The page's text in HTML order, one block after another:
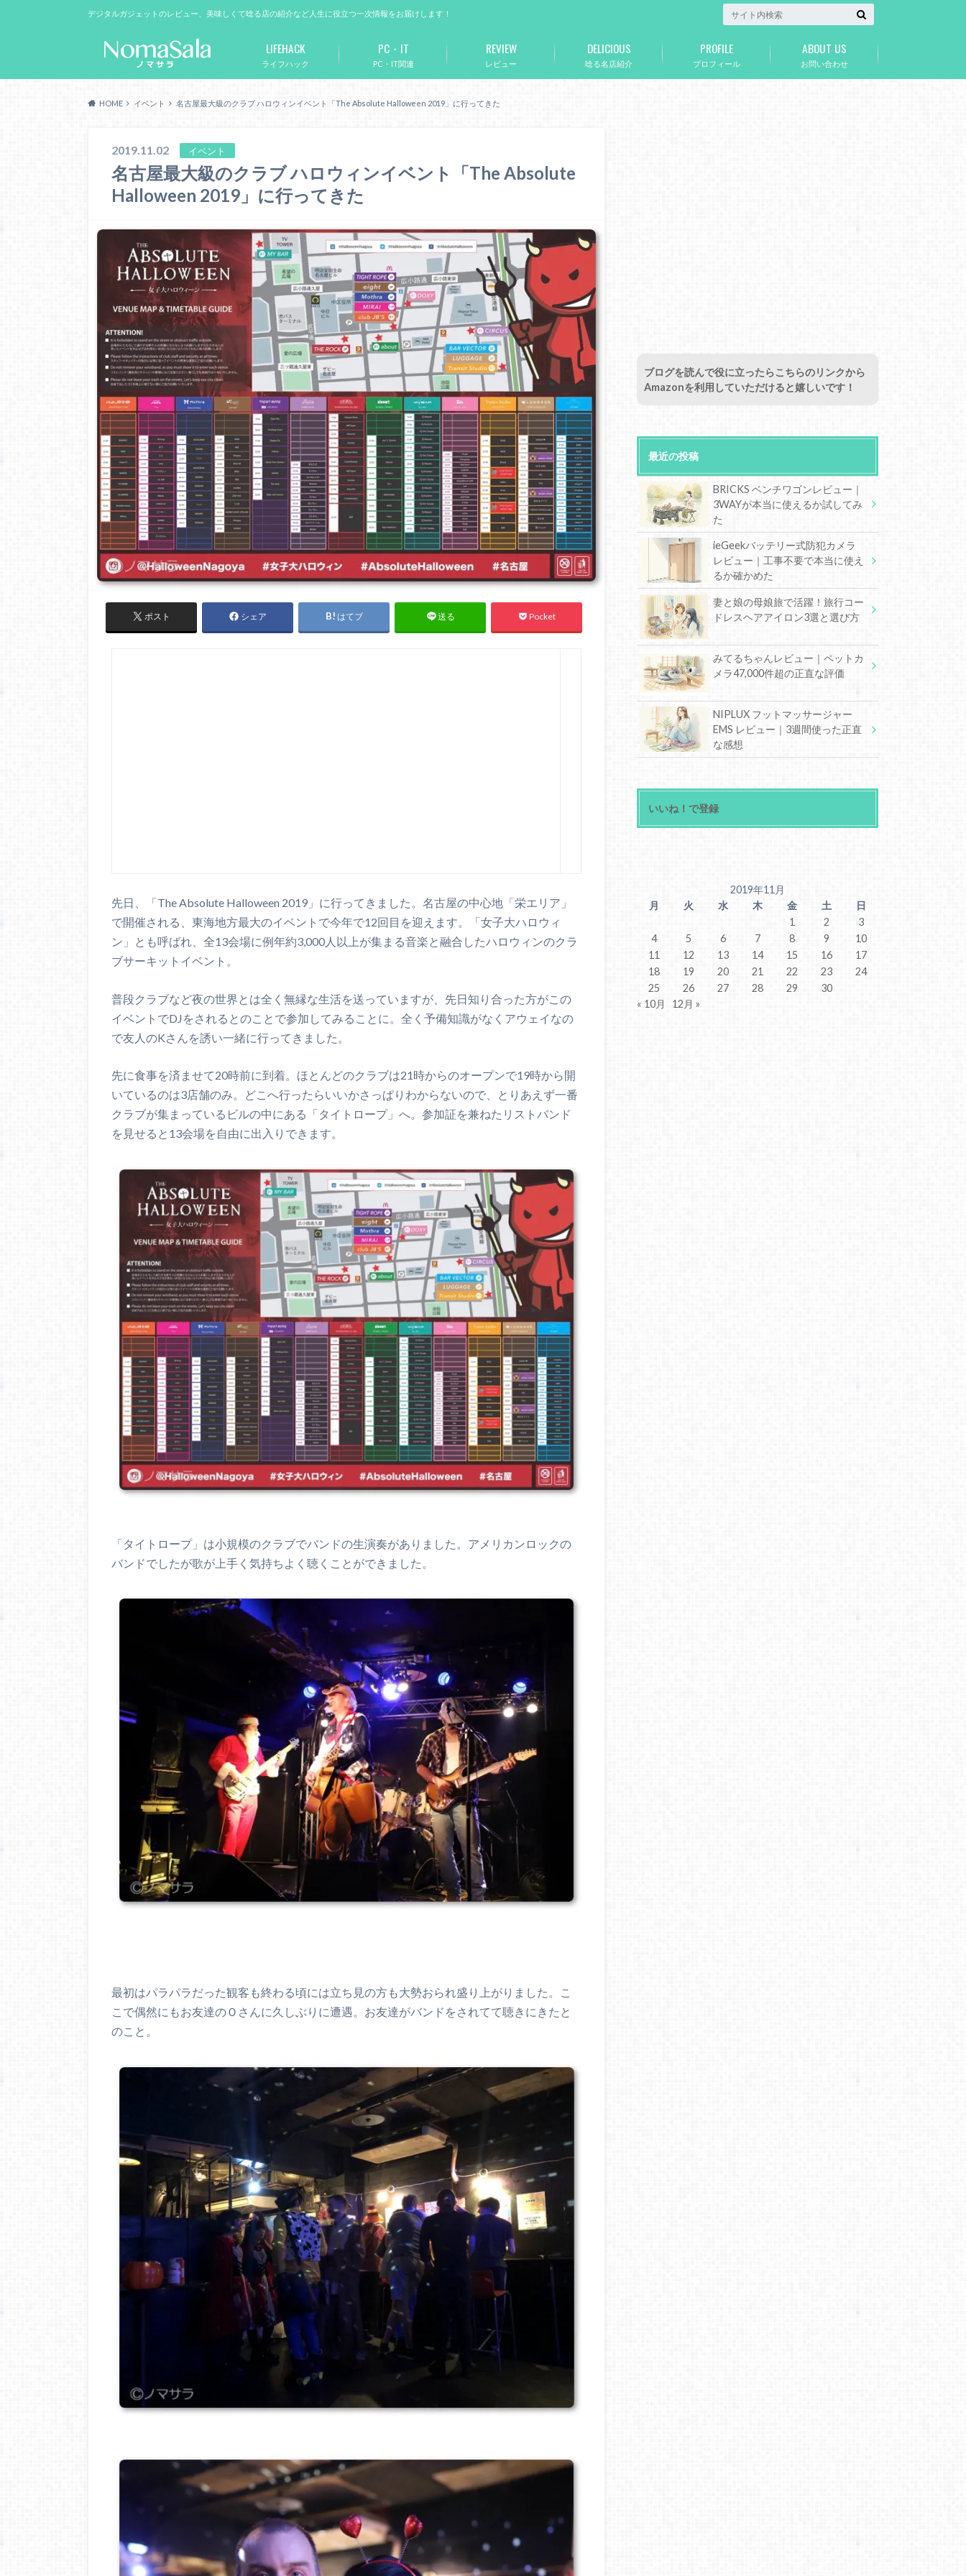
デジタルガジェットのレビュー、美味しくて唸る店の紹介など人生に役立つ一次情報をお届けします！
ライフハック
LIFEHACK
PC・IT関連
PC・IT
レビュー
REVIEW
唸る名店紹介
DELICIOUS
プロフィール
PROFILE
お問い合わせ
ABOUT US
HOME イベント 名古屋最大級のクラブ ハロウィンイベント「The Absolute Halloween 2019」に行ってきた
2019.11.02 イベント
名古屋最大級のクラブ ハロウィンイベント「The Absolute
Halloween 2019」に行ってきた
ポスト シェア はてブ 送る Pocket
先日、「The Absolute Halloween 2019」に行ってきました。名古屋の中心地「栄エリア」
で開催される、東海地方最大のイベントで今年で12回目を迎えます。「女子大ハロウィ
ン」とも呼ばれ、全13会場に例年約3,000人以上が集まる音楽と融合したハロウィンのクラ
ブサーキットイベント。
普段クラブなど夜の世界とは全く無縁な生活を送っていますが、先日知り合った方がこの
イベントでDJをされるとのことで参加してみることに。全く予備知識がなくアウェイなの
で友人のKさんを誘い一緒に行ってきました。
先に食事を済ませて20時前に到着。ほとんどのクラブは21時からのオープンで19時から開
いているのは3店舗のみ。どこへ行ったらいいかさっぱりわからないので、とりあえず一番
クラブが集まっているビルの中にある「タイトロープ」へ。参加証を兼ねたリストバンド
を見せると13会場を自由に出入りできます。
「タイトロープ」は小規模のクラブでバンドの生演奏がありました。アメリカンロックの
バンドでしたが歌が上手く気持ちよく聴くことができました。
最初はパラパラだった観客も終わる頃には立ち見の方も大勢おられ盛り上がりました。こ
こで偶然にもお友達のＯさんに久しぶりに遭遇。お友達がバンドをされてて聴きにきたと
のこと。
ブログを読んで役に立ったらこちらのリンクから
Amazonを利用していただけると嬉しいです！
最近の投稿
BRICKS ベンチワゴンレビュー｜
3WAYが本当に使えるか試してみ
た
ieGeekバッテリー式防犯カメラ
レビュー｜工事不要で本当に使え
るか確かめた
妻と娘の母娘旅で活躍！旅行コー
ドレスヘアアイロン3選と選び方
みてるちゃんレビュー｜ペットカ
メラ47,000件超の正直な評価
NIPLUX フットマッサージャー
EMS レビュー｜3週間使った正直
な感想
いいね！で登録
2019年11月
月
火 水 木 金 土
日
1
2
3
4
5 6 7 8 9
10
11
12 13 14 15 16
17
18
19 20 21 22 23
24
25
26 27 28 29
30
« 10月
12月 »